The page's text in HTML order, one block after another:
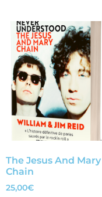
The Jesus And Mary
Chain
25,00€